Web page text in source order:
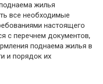
жилья
все необходимые
настоящего
с перечнем документов,
поднаема жилья в
и порядок их